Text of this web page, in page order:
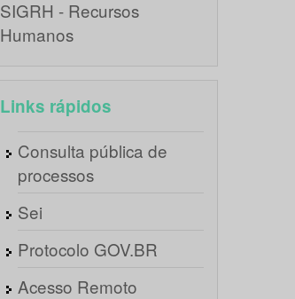
SIGRH - Recursos
Humanos
Links rápidos
Consulta pública de
processos
Sei
Protocolo GOV.BR
Acesso Remoto